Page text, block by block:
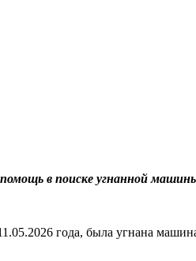
в поиске угнанной
года, была угнана